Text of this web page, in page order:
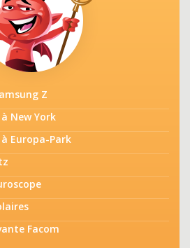
Z
New York
Europa-Park
Facom